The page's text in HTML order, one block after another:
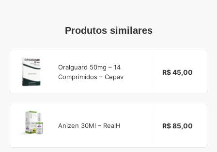
Produtos similares
Oralguard 50mg – 14
Comprimidos – Cepav
R$ 45,00
Anizen 30Ml – RealH R$ 85,00